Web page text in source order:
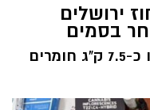
ירושלים
בסמים
נעצרו שלושה חשודים ונתפסו כ-7.5 ק"ג חומרים